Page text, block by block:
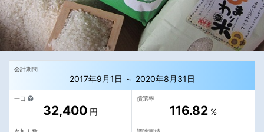
会計期間
2017年9月1日 ～ 2020年8月31日
一口
32,400 円
償還率
116.82 %